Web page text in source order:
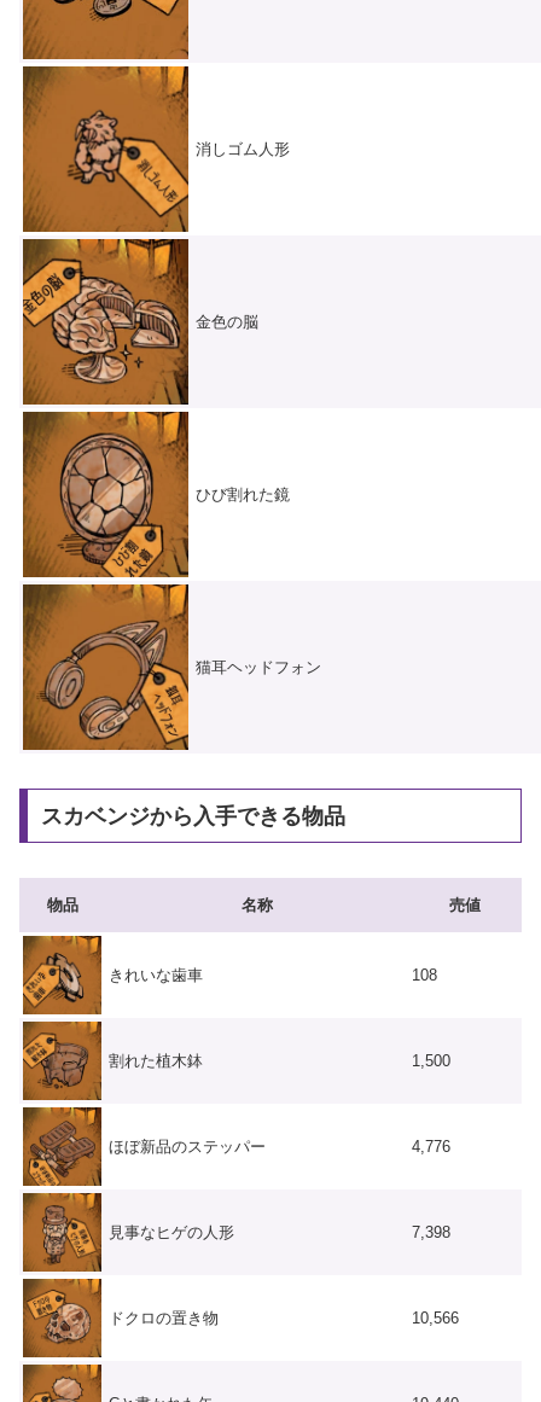
消しゴム人形
金色の脳
ひび割れた鏡
猫耳ヘッドフォン
スカベンジから入手できる物品
物品 名称 売値
きれいな歯車 108
割れた植木鉢 1,500
ほぼ新品のステッパー 4,776
見事なヒゲの人形 7,398
ドクロの置き物 10,566